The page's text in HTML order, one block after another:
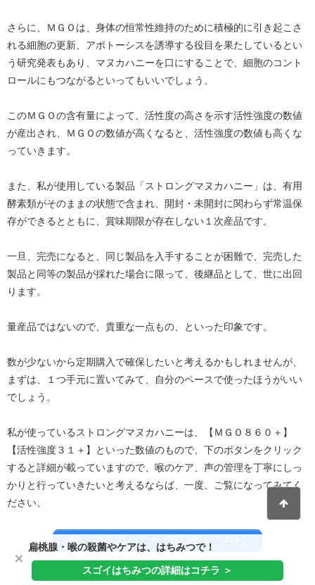
さらに、ＭＧＯは、身体の恒常性維持のために積極的に引き起こさ
れる細胞の更新、アポトーシスを誘導する役目を果たしているとい
う研究発表もあり、マヌカハニーを口にすることで、細胞のコント
ロールにもつながるといってもいいでしょう。
このＭＧＯの含有量によって、活性度の高さを示す活性強度の数値
が産出され、ＭＧＯの数値が高くなると、活性強度の数値も高くな
っていきます。
また、私が使用している製品「ストロングマヌカハニー」は、有用
酵素類がそのままの状態で含まれ、開封・未開封に関わらず常温保
存ができるとともに、賞味期限が存在しない１次産品です。
一旦、完売になると、同じ製品を入手することが困難で、完売した
製品と同等の製品が採れた場合に限って、後継品として、世に出回
ります。
量産品ではないので、貴重な一点もの、といった印象です。
数が少ないから定期購入で確保したいと考えるかもしれませんが、
まずは、１つ手元に置いてみて、自分のペースで使ったほうがいい
でしょう。
私が使っているストロングマヌカハニーは、【ＭＧＯ８６０＋】
【活性強度３１＋】といった数値のもので、下のボタンをクリック
すると詳細が載っていますので、喉のケア、声の管理を丁寧にしっ
かりと行っていきたいと考えるならば、一度、ご覧になってみてく
ださい。
マヌカハニーの詳細はこちら
×
扁桃腺・喉の殺菌やケアは、はちみつで！
スゴイはちみつの詳細はコチラ ＞